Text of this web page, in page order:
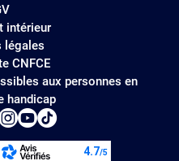
intérieur
légales
CNFCE
aux personnes en
handicap